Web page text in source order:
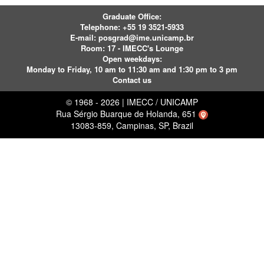
Graduate Office:
Telephone: +55 19 3521-5933
E-mail: posgrad@ime.unicamp.br
Room: 17 - IMECC's Lounge
Open weekdays:
Monday to Friday, 10 am to 11:30 am and 1:30 pm to 3 pm
Contact us
© 1968 - 2026 | IMECC / UNICAMP
Rua Sérgio Buarque de Holanda, 651
13083-859, Campinas, SP, Brazil